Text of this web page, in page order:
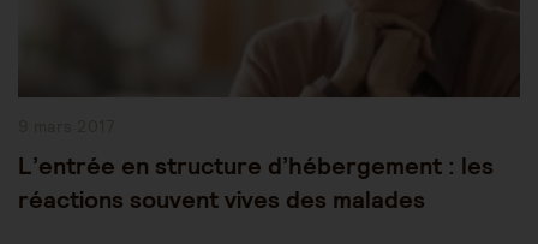
L’entrée en structure d’hébergement : les
réactions souvent vives des malades